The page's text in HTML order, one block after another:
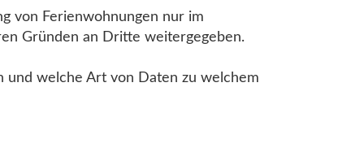
von Ferienwohnungen nur im
Gründen an Dritte weitergegeben.
und welche Art von Daten zu welchem